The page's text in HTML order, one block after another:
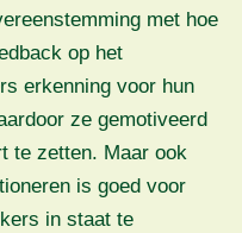
met hoe
op het
erkenning voor hun
ze gemotiveerd
te zetten. Maar ook
is goed voor
in staat te